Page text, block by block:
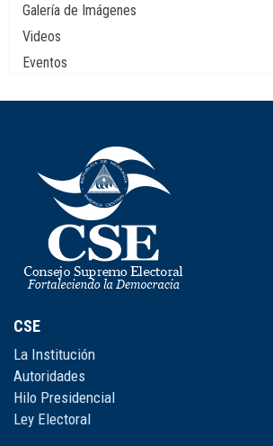
Galería de Imágenes
Videos
Eventos
CSE
La Institución
Autoridades
Hilo Presidencial
Ley Electoral